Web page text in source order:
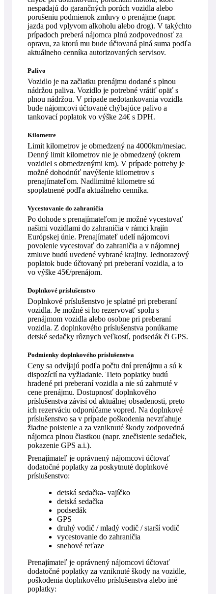
nespadajú do garančných porúch vozidla alebo
porušeniu podmienok zmluvy o prenájme (napr.
jazda pod vplyvom alkoholu alebo drog). V takýchto
prípadoch preberá nájomca plnú zodpovednosť za
opravu, za ktorú mu bude účtovaná plná suma podľa
aktuálneho cenníka autorizovaných servisov.
Palivo
Vozidlo je na začiatku prenájmu dodané s plnou
nádržou paliva. Vozidlo je potrebné vrátiť opäť s
plnou nádržou. V prípade nedotankovania vozidla
bude nájomcovi účtované chýbajúce palivo a
tankovací poplatok vo výške 24€ s DPH.
Kilometre
Limit kilometrov je obmedzený na 4000km/mesiac.
Denný limit kilometrov nie je obmedzený (okrem
vozidiel s obmedzenými km). V prípade potreby je
možné dohodnúť navýšenie kilometrov s
prenajímateľom. Nadlimitné kilometre sú
spoplatnené podľa aktuálneho cenníka.
Vycestovanie do zahraničia
Po dohode s prenajímateľom je možné vycestovať
našimi vozidlami do zahraničia v rámci krajín
Európskej únie. Prenajímateľ udelí nájomcovi
povolenie vycestovať do zahraničia a v nájomnej
zmluve budú uvedené vybrané krajiny. Jednorazový
poplatok bude účtovaný pri preberaní vozidla, a to
vo výške 45€/prenájom.
Doplnkové príslušenstvo
Doplnkové príslušenstvo je splatné pri preberaní
vozidla. Je možné si ho rezervovať spolu s
prenájmom vozidla alebo osobne pri preberaní
vozidla. Z doplnkového príslušenstva ponúkame
detské sedačky rôznych veľkostí, podsedák či GPS.
Podmienky doplnkového príslušenstva
Ceny sa odvíjajú podľa počtu dní prenájmu a sú k
dispozícií na vyžiadanie. Tieto poplatky budú
hradené pri preberaní vozidla a nie sú zahrnuté v
cene prenájmu. Dostupnosť doplnkového
príslušenstva závisí od aktuálnej obsadenosti, preto
ich rezerváciu odporúčame vopred. Na doplnkové
príslušenstvo sa v prípade poškodenia nevzťahuje
žiadne poistenie a za vzniknuté škody zodpovedná
nájomca plnou čiastkou (napr. znečistenie sedačiek,
pokazenie GPS a.i.).
Prenajímateľ je oprávnený nájomcovi účtovať
dodatočné poplatky za poskytnuté doplnkové
príslušenstvo:
detská sedačka- vajíčko
detská sedačka
podsedák
GPS
druhý vodič / mladý vodič / starší vodič
vycestovanie do zahraničia
snehové reťaze
Prenajímateľ je oprávnený nájomcovi účtovať
dodatočné poplatky za vzniknuté škody na vozidle,
poškodenia doplnkového príslušenstva alebo iné
poplatky: